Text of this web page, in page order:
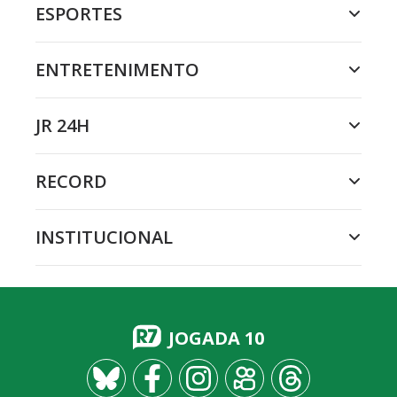
ESPORTES
ENTRETENIMENTO
JR 24H
RECORD
INSTITUCIONAL
JOGADA 10